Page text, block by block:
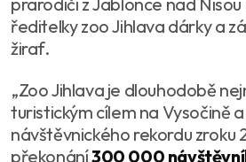
ředitelky zoo Jihlava dárky a
žiraf.
„Zoo Jihlava je dlouhodobě
turistickým cílem na Vysočině
návštěvnického rekordu zroku
překonání300 000